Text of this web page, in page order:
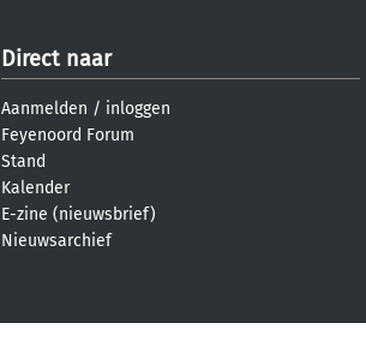
Direct naar
Aanmelden / inloggen
Feyenoord Forum
Stand
Kalender
E-zine (nieuwsbrief)
Nieuwsarchief